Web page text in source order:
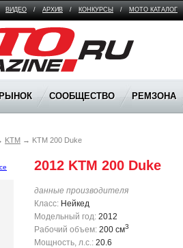
ВИДЕО / АРХИВ / КОНКУРСЫ / МОТО КАТАЛОГ
РЫНОК СООБЩЕСТВО РЕМЗОНА
KTM → KTM 200 Duke
2012 KTM 200 Duke
данные производителя
Класс: Нейкед
Модельный год: 2012
Рабочий объем: 200 см3
Мощность, л.с.: 20.6